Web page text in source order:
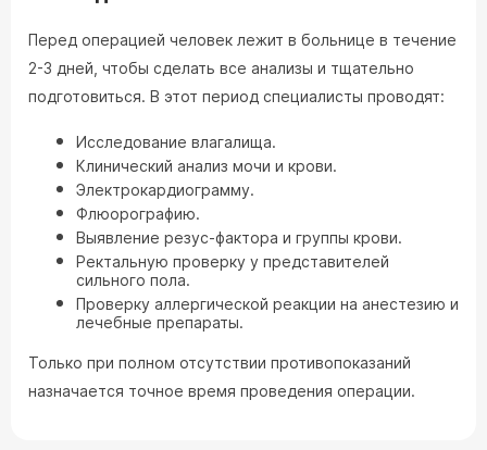
Перед операцией человек лежит в больнице в течение
2-3 дней, чтобы сделать все анализы и тщательно
подготовиться. В этот период специалисты проводят:
Исследование влагалища.
Клинический анализ мочи и крови.
Электрокардиограмму.
Флюорографию.
Выявление резус-фактора и группы крови.
Ректальную проверку у представителей
сильного пола.
Проверку аллергической реакции на анестезию и
лечебные препараты.
Только при полном отсутствии противопоказаний
назначается точное время проведения операции.